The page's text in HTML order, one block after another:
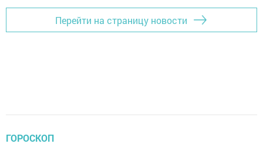
Перейти на страницу новости
ГОРОСКОП